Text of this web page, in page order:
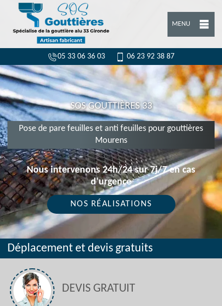
MENU
05 33 06 36 03 06 23 92 38 87
SOS GOUTTIÈRES 33
Pose de pare feuilles et anti feuilles pour gouttières
Mourens
Nous intervenons 24h/24 sur 7j/7 en cas
d'urgence
NOS RÉALISATIONS
Déplacement et devis gratuits
DEVIS GRATUIT